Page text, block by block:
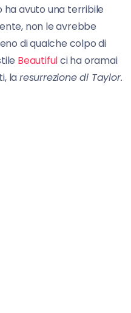
ha avuto una terribile
non le avrebbe
di qualche colpo di
Beautifulci ha oramai
laresurrezione di Taylor.